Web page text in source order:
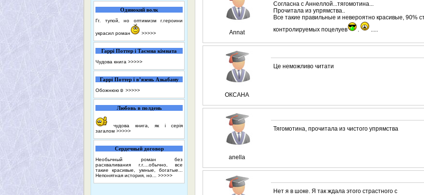
Одинокий волк
Гг. тупой, но оптимизм г.героини
украсил роман >>>>>
Гаррі Поттер і Таємна кімната
Чудова книга >>>>>
Гаррі Поттер і в’язень Азкабану
Обожнюю☺️ >>>>>
Любовь в полдень
чудова книга, як і серія
загалом >>>>>
Сердечный договор
Необычный роман без
расхваливания г.г....обычно, все
такие красивые, умные, богатые...
Непонятная история, но... >>>>>
Annat
Согласна с Аннеллой...тягомотина...
Прочитала из упрямства..
Все такие правильные и невероятно красивые, 90%
контролируемых поцелуев
. .....
ОКСАНА
Це неможливо читати
anella
Тягомотина, прочитала из чистого упрямства
Нет я в шоке. Я так ждала этого страстного с